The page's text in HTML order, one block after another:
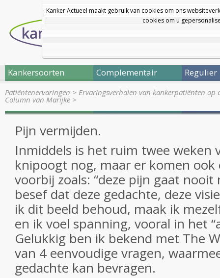
Kanker Actueel maakt gebruik van cookies om ons
cookies om u
Kankersoorten Complementair Regulier
Patiëntenervaringen > Ervaringsverhalen van kankerpatiënten op
Column van Marijke >
Pijn vermijden.
Inmiddels is het ruim twee weken
knipoogt nog, maar er komen ook
voorbij zoals: “deze pijn gaat nooit
besef dat deze gedachte, deze
ik dit beeld behoud, maak ik
en ik voel spanning, vooral in het
Gelukkig ben ik bekend met The
van 4 eenvoudige vragen,
gedachte kan bevragen.